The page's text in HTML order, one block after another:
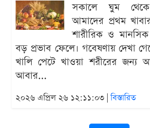
সকালে ঘুম
আমাদের প্রথম
শারীরিক ও
বড় প্রভাব ফেলে। গবেষণায় দেখা
খালি পেটে খাওয়া শরীরের জন্য
আবার...
২০২৬ এপ্রিল ২৬ ১২:১১:০৩ |বিস্তারিত